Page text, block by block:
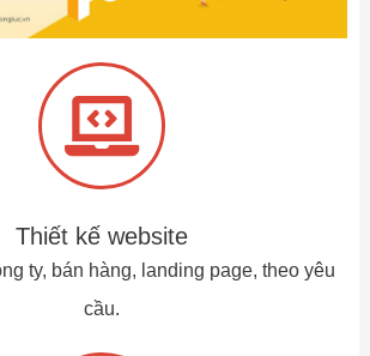
Thiết kế website
ty, bán hàng, landing page, theo yêu
cầu.